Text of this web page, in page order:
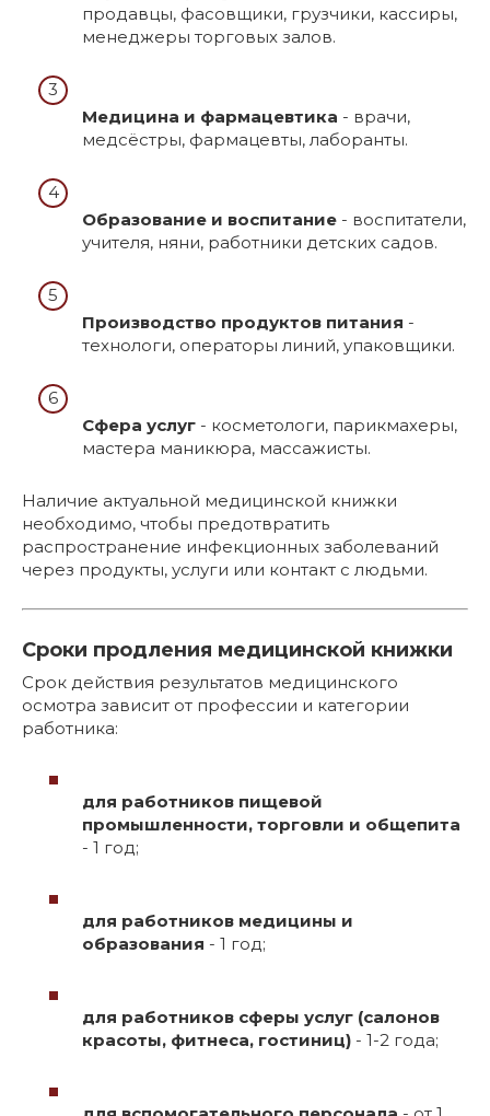
продавцы, фасовщики, грузчики, кассиры,
менеджеры торговых залов.
Медицина и фармацевтика - врачи,
медсёстры, фармацевты, лаборанты.
Образование и воспитание - воспитатели,
учителя, няни, работники детских садов.
Производство продуктов питания -
технологи, операторы линий, упаковщики.
Сфера услуг - косметологи, парикмахеры,
мастера маникюра, массажисты.
Наличие актуальной медицинской книжки
необходимо, чтобы предотвратить
распространение инфекционных заболеваний
через продукты, услуги или контакт с людьми.
Сроки продления медицинской книжки
Срок действия результатов медицинского
осмотра зависит от профессии и категории
работника:
для работников пищевой
промышленности, торговли и общепита
- 1 год;
для работников медицины и
образования - 1 год;
для работников сферы услуг (салонов
красоты, фитнеса, гостиниц) - 1-2 года;